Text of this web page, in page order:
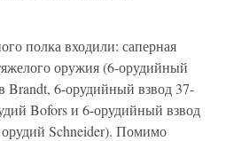
полка входили: саперная
оружия (6-орудийный
Brandt, 6-орудийный взвод 37-
Bofors и 6-орудийный взвод
Schneider). Помимо